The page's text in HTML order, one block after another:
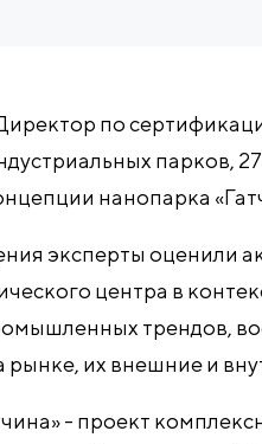
по
парков,
нанопарка
эксперты оценили
центра в
трендов,
рынке, их внешние и
- проект